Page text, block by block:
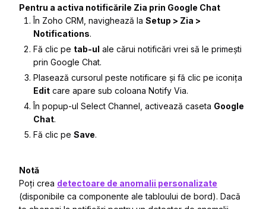
Pentru a activa notificările Zia prin Google Chat
În Zoho CRM, navighează la Setup > Zia >
Notifications.
Fă clic pe tab-ul ale cărui notificări vrei să le primești
prin Google Chat.
Plasează cursorul peste notificare și fă clic pe iconița
Edit care apare sub coloana Notify Via.
În popup-ul Select Channel , activează caseta Google
Chat.
Fă clic pe Save.
Notă
Poți crea detectoare de anomalii personalizate
(disponibile ca componente ale tabloului de bord). Dacă